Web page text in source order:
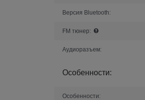
Версия Bluetooth:
FM тюнер:
Аудиоразъем:
Особенности:
Особенности: